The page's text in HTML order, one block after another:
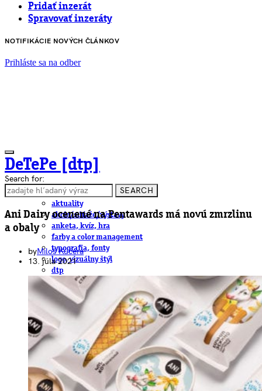
Pridať inzerát
Spravovať inzeráty
NOTIFIKÁCIE NOVÝCH ČLÁNKOV
Prihláste sa na odber
DeTePe [dtp]
ČLÁNKY
aktuality
akcie/súťaže/výstavy
anketa, kvíz, hra
farby a color management
typografia, fonty
logo, vizuálny štýl
dtp
pre-press, print
obalový dizajn
papier
fotografia
knihy
web
hardware
software, mobilné aplikácie
na stiahnutie
Search for:
SEARCH
Ani Dairy ocenené na Pentawards má novú zmrzlinu
a obaly
byMiloš Kučera
13. júla 2021